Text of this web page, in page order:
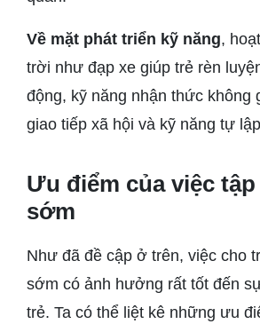
Về mặt phát triển kỹ năng,
trời như đạp xe giúp trẻ rèn
động, kỹ năng nhận thức không
giao tiếp xã hội và kỹ năng tự
Ưu điểm của việc
sớm
Như đã đề cập ở trên, việc cho
sớm có ảnh hưởng rất tốt đến
trẻ. Ta có thể liệt kê những ưu